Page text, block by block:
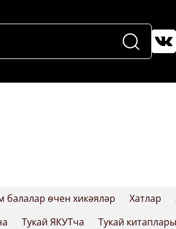
балалар өчен хикәяләр Хатлар
Тукай ЯКУТча Тукай китаплары